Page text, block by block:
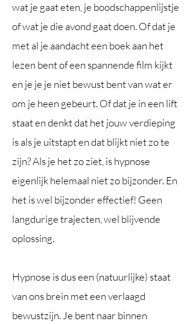
wat je gaat eten, je boodschappenlijstje
of wat je die avond gaat doen. Of dat je
met al je aandacht een boek aan het
lezen bent of een spannende film kijkt
en je je je niet bewust bent van wat er
om je heen gebeurt. Of dat je in een lift
staat en denkt dat het jouw verdieping
is als je uitstapt en dat blijkt niet zo te
zijn? Als je het zo ziet, is hypnose
eigenlijk helemaal niet zo bijzonder. En
het is wel bijzonder effectief! Geen
langdurige trajecten, wel blijvende
oplossing.
Hypnose is dus een (natuurlijke) staat
van ons brein met een verlaagd
bewustzijn. Je bent naar binnen